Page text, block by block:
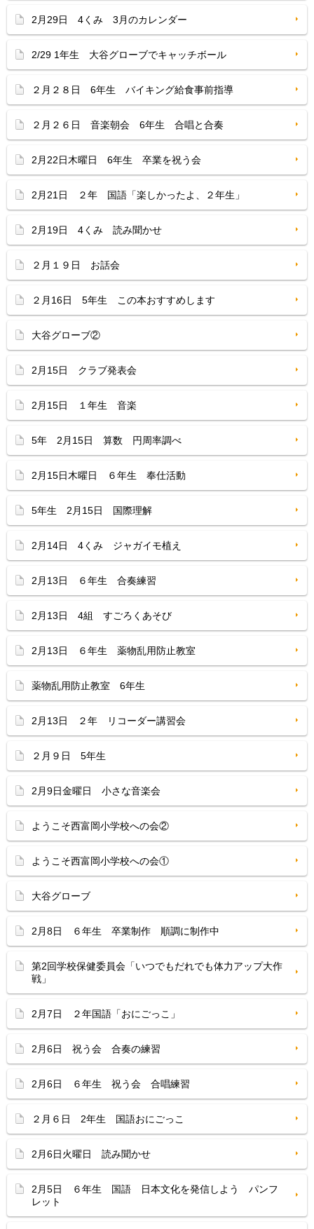
2月29日 4くみ 3月のカレンダー
2/29 1年生 大谷グローブでキャッチボール
２月２８日 6年生 バイキング給食事前指導
２月２６日 音楽朝会 6年生 合唱と合奏
2月22日木曜日 6年生 卒業を祝う会
2月21日 ２年 国語「楽しかったよ、２年生」
2月19日 4くみ 読み聞かせ
２月１９日 お話会
２月16日 5年生 この本おすすめします
大谷グローブ②
2月15日 クラブ発表会
2月15日 １年生 音楽
5年 2月15日 算数 円周率調べ
2月15日木曜日 ６年生 奉仕活動
5年生 2月15日 国際理解
2月14日 4くみ ジャガイモ植え
2月13日 ６年生 合奏練習
2月13日 4組 すごろくあそび
2月13日 ６年生 薬物乱用防止教室
薬物乱用防止教室 6年生
2月13日 ２年 リコーダー講習会
２月９日 5年生
2月9日金曜日 小さな音楽会
ようこそ西富岡小学校への会②
ようこそ西富岡小学校への会①
大谷グローブ
2月8日 ６年生 卒業制作 順調に制作中
第2回学校保健委員会「いつでもだれでも体力アップ大作
戦」
2月7日 ２年国語「おにごっこ」
2月6日 祝う会 合奏の練習
2月6日 ６年生 祝う会 合唱練習
２月６日 2年生 国語おにごっこ
2月6日火曜日 読み聞かせ
2月5日 ６年生 国語 日本文化を発信しよう パンフ
レット